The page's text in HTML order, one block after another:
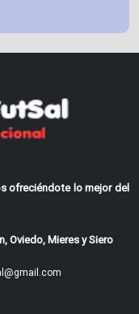
ofreciéndote lo mejor del
Oviedo, Mieres y Siero